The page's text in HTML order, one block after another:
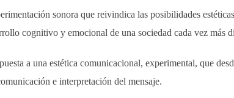
sonora que reivindica las posibilidades
cognitivo y emocional de una sociedad cada vez más
a una estética comunicacional, experimental, que
e interpretación del mensaje.